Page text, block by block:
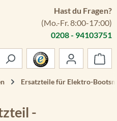
Hast du Fragen?
(Mo.-Fr. 8:00-17:00)
0208 - 94103751
Ersatzteile für Elektro-
-